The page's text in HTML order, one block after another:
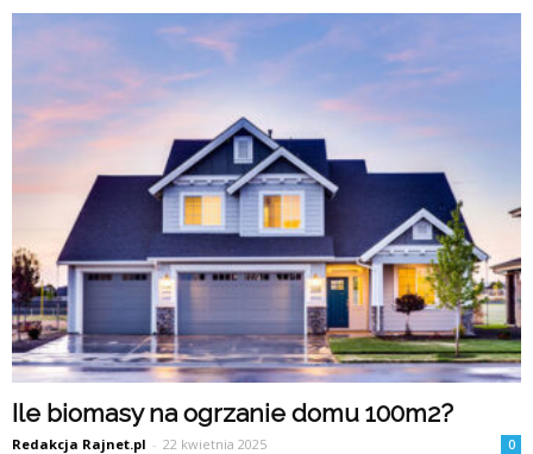
Ile biomasy na ogrzanie domu 100m2?
Redakcja Rajnet.pl - 22 kwietnia 2025 0